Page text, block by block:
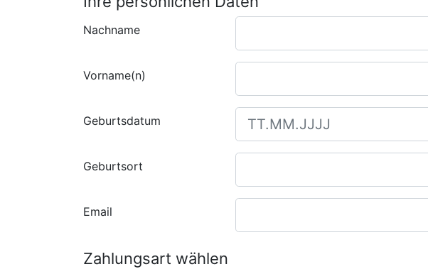
Nachname
Vorname(n)
Geburtsdatum
Geburtsort
Email
Zahlungsart wählen